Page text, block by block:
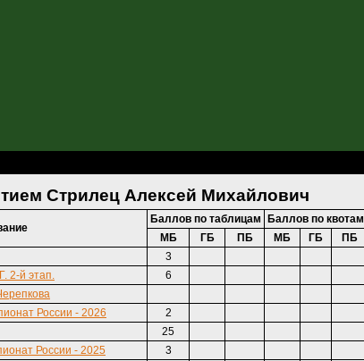
Стрилец Алексей Михайлович
Баллов по таблицам Баллов по квотам
МБ
ГБ ПБ МБ ГБ ПБ
3
2-й этап. 6
России - 2026 2
25
России - 2025 3